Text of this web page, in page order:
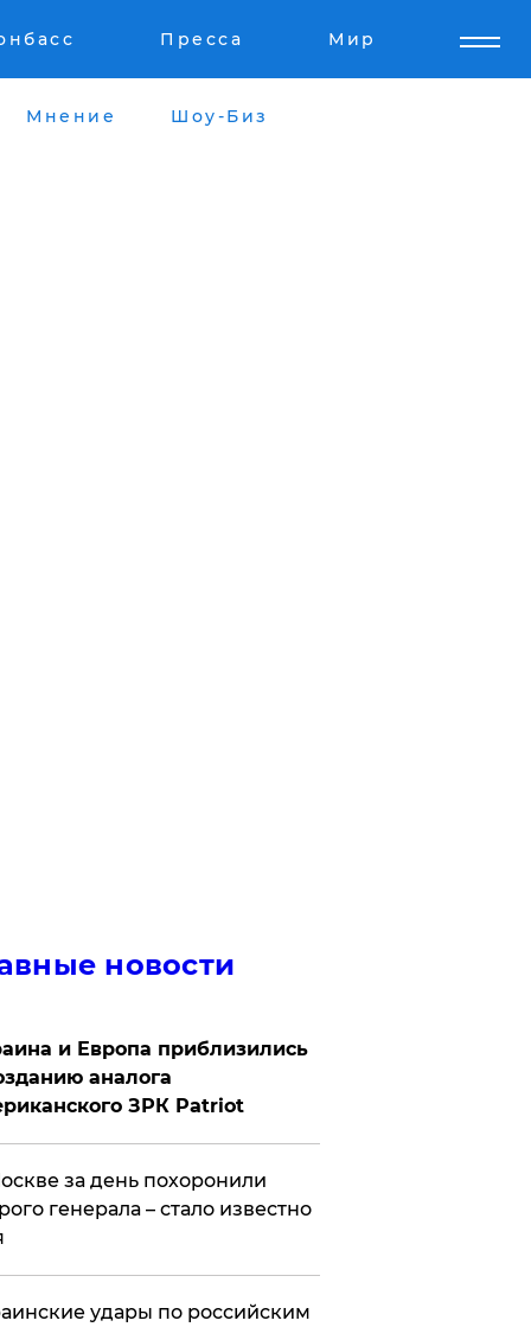
Пресса Мир
Мнение Шоу-Биз
новости
и Европа приблизились
аналога
ЗРК Patriot
за день похоронили
генерала – стало известно
удары по российским